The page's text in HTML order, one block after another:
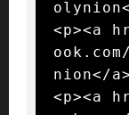
<p><a
nion</
<p><a